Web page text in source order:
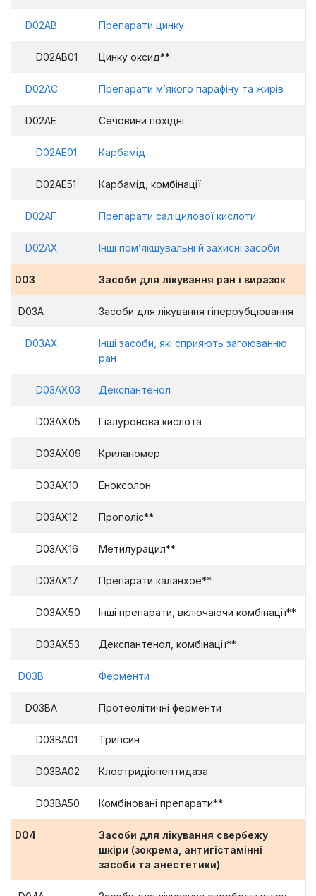
D02AB Препарати цинку
D02AB01 Цинку оксид**
D02AC Препарати м’якого парафіну та жирів
D02AE Сечовини похідні
D02AE01 Карбамід
D02AE51 Карбамід, комбінації
D02AF Препарати саліцилової кислоти
D02AX Інші пом’якшувальні й захисні засоби
D03 Засоби для лікування ран і виразок
D03A Засоби для лікування гіперрубцювання
D03AX
Інші засоби, які сприяють загоюванню
ран
D03AX03 Декспантенол
D03AX05 Гіалуронова кислота
D03AX09 Криланомер
D03AX10 Еноксолон
D03AX12 Прополіс**
D03AX16 Метилурацил**
D03AX17 Препарати каланхое**
D03AX50 Інші препарати, включаючи комбінації**
D03AX53 Декспантенол, комбінації**
D03B Ферменти
D03BA Протеолітичні ферменти
D03BA01 Трипсин
D03BA02 Клостридіопептидаза
D03BA50 Комбіновані препарати**
D04
Засоби для лікування свербежу
шкіри (зокрема, антигістамінні
засоби та анестетики)